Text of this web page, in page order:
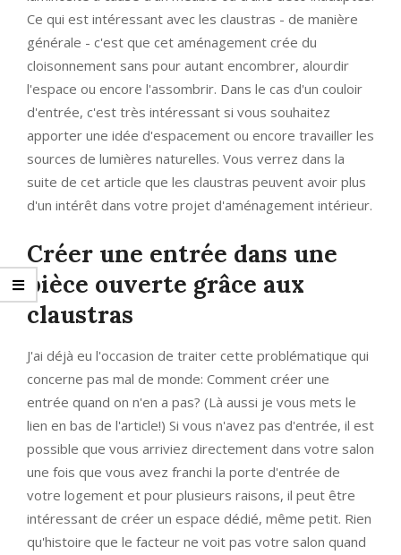
Ce qui est intéressant avec les claustras - de manière
générale - c'est que cet aménagement crée du
cloisonnement sans pour autant encombrer, alourdir
l'espace ou encore l'assombrir. Dans le cas d'un couloir
d'entrée, c'est très intéressant si vous souhaitez
apporter une idée d'espacement ou encore travailler les
sources de lumières naturelles. Vous verrez dans la
suite de cet article que les claustras peuvent avoir plus
d'un intérêt dans votre projet d'aménagement intérieur.
Créer une entrée dans une
pièce ouverte grâce aux
claustras
J'ai déjà eu l'occasion de traiter cette problématique qui
concerne pas mal de monde: Comment créer une
entrée quand on n'en a pas? (Là aussi je vous mets le
lien en bas de l'article!) Si vous n'avez pas d'entrée, il est
possible que vous arriviez directement dans votre salon
une fois que vous avez franchi la porte d'entrée de
votre logement et pour plusieurs raisons, il peut être
intéressant de créer un espace dédié, même petit. Rien
qu'histoire que le facteur ne voit pas votre salon quand